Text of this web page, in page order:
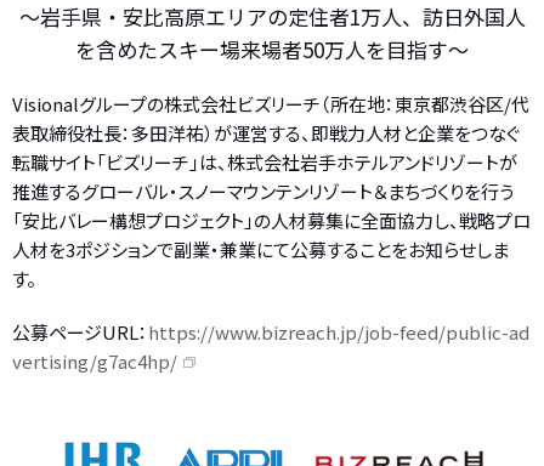
～岩手県・安比高原エリアの定住者1万人、訪日外国人
を含めたスキー場来場者50万人を目指す～
Visionalグループの株式会社ビズリーチ（所在地：東京都渋谷区/代
表取締役社長：多田洋祐）が運営する、即戦力人材と企業をつなぐ
転職サイト「ビズリーチ」は、株式会社岩手ホテルアンドリゾートが
推進するグローバル・スノーマウンテンリゾート＆まちづくりを行う
「安比バレー構想プロジェクト」の人材募集に全面協力し、戦略プロ
人材を3ポジションで副業・兼業にて公募することをお知らせしま
す。
公募ページURL： https://www.bizreach.jp/job-feed/public-ad
vertising/g7ac4hp/